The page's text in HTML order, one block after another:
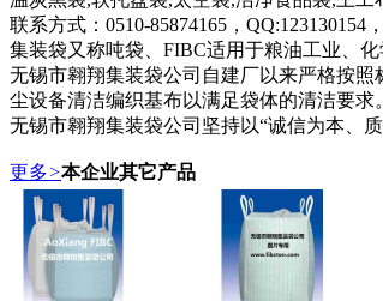
联系方式：0510-85874165，QQ:123130154
集装袋又称吨袋、FIBC适用于粮油工业、
无锡市翱翔集装袋公司自建厂以来严格按照
尘设备清洁编织基布以满足袋体的清洁要求
无锡市翱翔集装袋公司坚持以“诚信为本、
更多>本企业其它产品